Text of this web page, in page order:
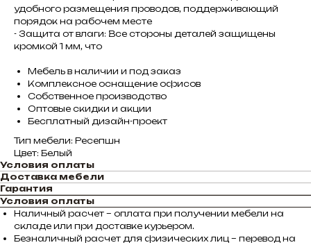
удобного размещения проводов, поддерживающий
порядок на рабочем месте
- Защита от влаги: Все стороны деталей защищены
кромкой 1 мм, что
Мебель в наличии и под заказ
Комплексное оснащение офисов
Собственное производство
Оптовые скидки и акции
Бесплатный дизайн-проект
Тип мебели: Ресепшн
Цвет: Белый
Условия оплаты
Доставка мебели
Гарантия
Условия оплаты
Наличный расчет – оплата при получении мебели на
складе или при доставке курьером.
Безналичный расчет для физических лиц – перевод на